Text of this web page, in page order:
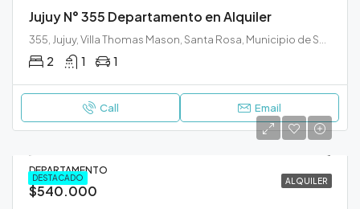
Jujuy N° 355 Departamento en Alquiler
2 1 1
Call Email
DESTACADO ALQUILER
DEPARTAMENTO
$540.000